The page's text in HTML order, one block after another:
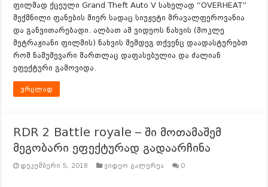
ფილმად ქცეული Grand Theft Auto V სახელად “OVERHEAT”
შექმნილი ფანების მიერ სადაც სიუჟეტი მრავალფეროვანია
და განვითარებადი. ალბათ ამ ვიდეოს ნახვის (მოკლე
მეტრაჟიანი ფილმის) ნახვის შემდეგ თქვენც დაადასტურებთ
რომ ნამუშევარი მართლაც დაფასებულია და ძალიან
ეფექტური გამოვიდა.
ვრცლად
RDR 2 Battle royale – ში მოთამაშემ
მეგობარი ეფექტურად გადაარჩინა
დეკემბერი 5, 2018 ვიდეო გალერეა 0